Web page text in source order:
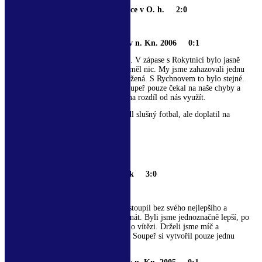
Kostelec/Častolovice B – Rokytnice v O. h. 2:0
Kostelec/Častolovice B – Rychnov n. Kn. 2006 0:1
I dnes se „béčko“ postupně zlepšovalo. V zápase s Rokytnicí bylo jasně
lepší, hrálo na jednu bránu, soupeř neměl nic. My jsme zahazovali jednu
šanci za druhou, ale výhra byla zasloužená. S Rychnovem to bylo stejné.
My jsme kombinovali a drželi míč, soupeř pouze čekal na naše chyby a
bránil. Bohužel jednu chybu dokázal na rozdíl od nás využít.
Celkově nás B tým překvapil, předvedl slušný fotbal, ale doplatil na
Kostelec/Častolovice A – Vamberk 3:0
Jak jsem se již zmínil, soupeř dnes nastoupil bez svého nejlepšího a
rozdílového hráče Tobišky a bylo to znát. Byli jsme jednoznačně lepší, po
první vstřelené brance nebylo pochyb o vítězi. Drželi jsme míč a
kombinovali, hrálo se na jednu bránu. Soupeř si vytvořil pouze jednu